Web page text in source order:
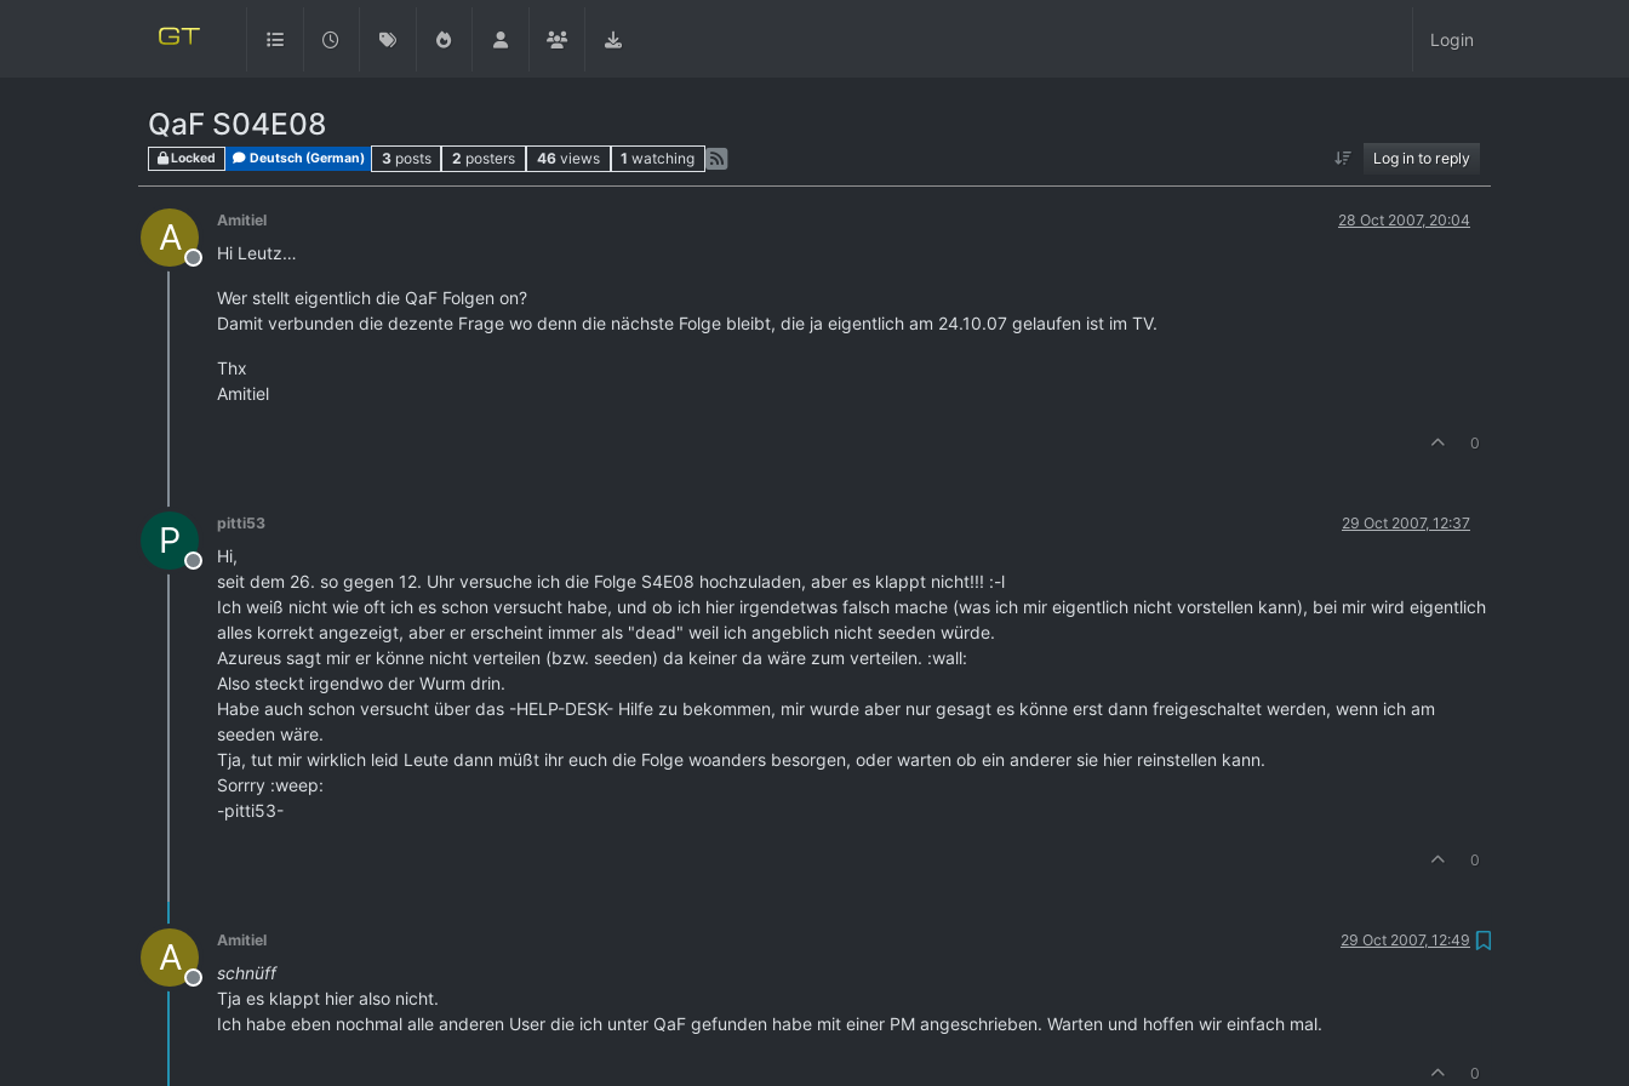
Login
QaF S04E08
Locked Deutsch (German) 3 posts 2 posters 46 views 1 watching Log in to reply
A
Offline
Amitiel 28 Oct 2007, 20:04
Hi Leutz…
Wer stellt eigentlich die QaF Folgen on?
Damit verbunden die dezente Frage wo denn die nächste Folge bleibt, die ja eigentlich am 24.10.07 gelaufen ist im TV.
Thx
Amitiel
0
P
Offline
pitti53 29 Oct 2007, 12:37
Hi,
seit dem 26. so gegen 12. Uhr versuche ich die Folge S4E08 hochzuladen, aber es klappt nicht!!! :-l
Ich weiß nicht wie oft ich es schon versucht habe, und ob ich hier irgendetwas falsch mache (was ich mir eigentlich nicht vorstellen kann), bei mir wird eigentlich
alles korrekt angezeigt, aber er erscheint immer als "dead" weil ich angeblich nicht seeden würde.
Azureus sagt mir er könne nicht verteilen (bzw. seeden) da keiner da wäre zum verteilen. :wall:
Also steckt irgendwo der Wurm drin.
Habe auch schon versucht über das -HELP-DESK- Hilfe zu bekommen, mir wurde aber nur gesagt es könne erst dann freigeschaltet werden, wenn ich am
seeden wäre.
Tja, tut mir wirklich leid Leute dann müßt ihr euch die Folge woanders besorgen, oder warten ob ein anderer sie hier reinstellen kann.
Sorrry :weep:
-pitti53-
0
A
Offline
Amitiel 29 Oct 2007, 12:49
schnüff
Tja es klappt hier also nicht.
Ich habe eben nochmal alle anderen User die ich unter QaF gefunden habe mit einer PM angeschrieben. Warten und hoffen wir einfach mal.
0